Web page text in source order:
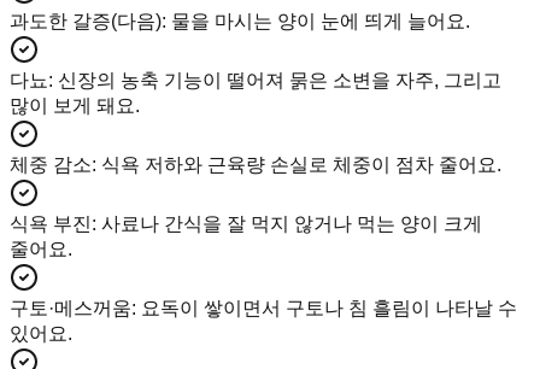
과도한 갈증(다음): 물을 마시는 양이 눈에 띄게 늘어요.
다뇨: 신장의 농축 기능이 떨어져 묽은 소변을 자주, 그리고
많이 보게 돼요.
체중 감소: 식욕 저하와 근육량 손실로 체중이 점차 줄어요.
식욕 부진: 사료나 간식을 잘 먹지 않거나 먹는 양이 크게
줄어요.
구토·메스꺼움: 요독이 쌓이면서 구토나 침 흘림이 나타날 수
있어요.